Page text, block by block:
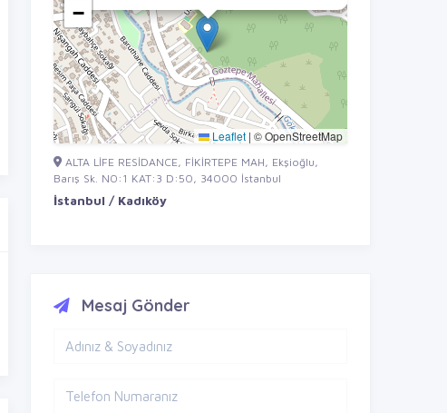
−
Leaflet | © OpenStreetMap
ALTA LİFE RESİDANCE, FİKİRTEPE MAH, Ekşioğlu,
Barış Sk. NO:1 KAT:3 D:50, 34000 İstanbul
İstanbul / Kadıköy
Mesaj Gönder